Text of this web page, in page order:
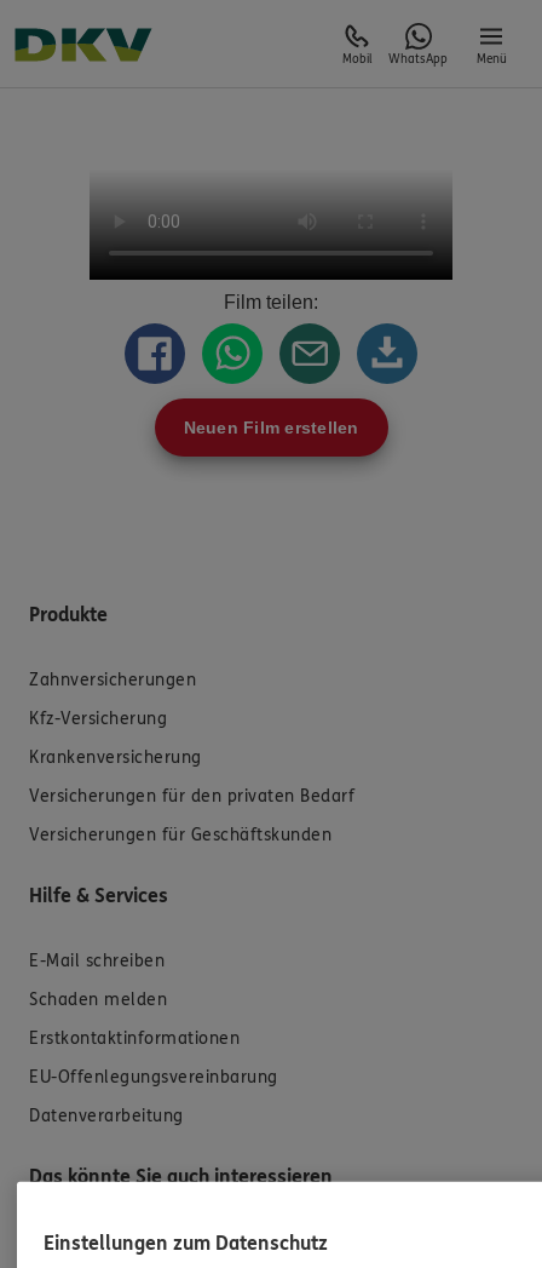
Mobil WhatsApp Menü
Produkte
Zahnversicherungen
Kfz-Versicherung
Krankenversicherung
Versicherungen für den privaten Bedarf
Versicherungen für Geschäftskunden
Hilfe & Services
E-Mail schreiben
Schaden melden
Erstkontaktinformationen
EU-Offenlegungsvereinbarung
Datenverarbeitung
Das könnte Sie auch interessieren
Unsere Agentur
Einstellungen zum Datenschutz